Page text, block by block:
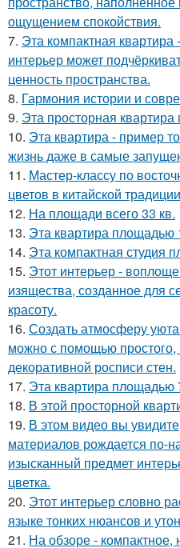
ощущением спокойствия.
7. Эта компактная
интерьер может
ценность пространства.
8. Гармония истории и
9. Эта просторная
10. Эта квартира - пример
жизнь даже в самые
11. Мастер-классу по
цветов в китайской
12. На площади всего 33 кв.
13. Эта квартира площадью
14. Эта компактная студия
15. Этот интерьер -
изящества, созданное для
красоту.
16. Создать атмосферу
можно с помощью
декоративной росписи стен.
17. Эта квартира площадью
18. В этой просторной
19. В этом видео вы
материалов рождается по-
изысканный предмет
цветка.
20. Этот интерьер словно
языке тонких нюансов и
21. На обзоре -